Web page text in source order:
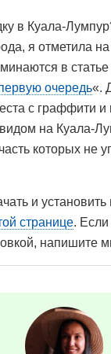
в Куала-
я отметила
в статье
очередь«.
с граффити
на Куала-
которых не
и
странице. Если
напишите